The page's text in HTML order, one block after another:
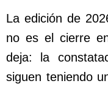
La edición de
no es el cierre
deja: la
siguen teniendo